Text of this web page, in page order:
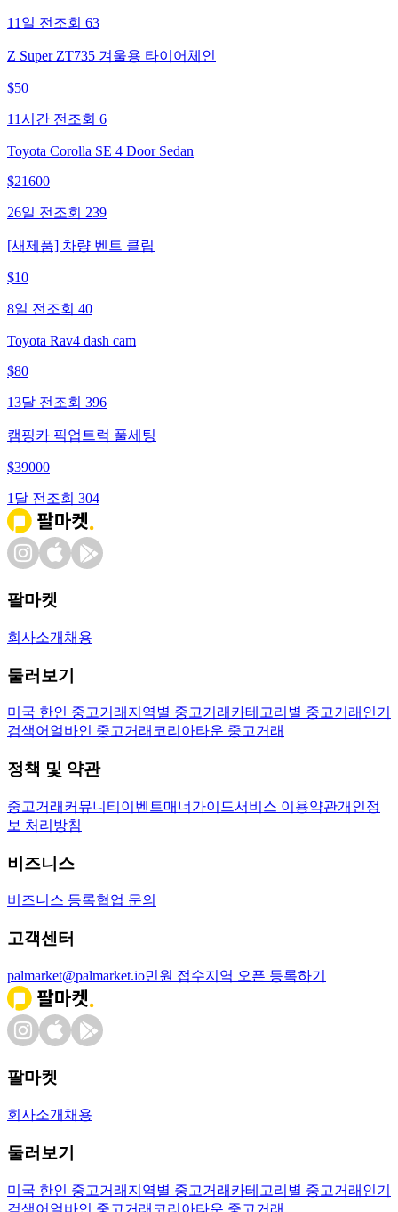
11일 전 조회 63
Z Super ZT735 겨울용 타이어체인
$50
11시간 전 조회 6
Toyota Corolla SE 4 Door Sedan
$21600
26일 전 조회 239
[새제품] 차량 벤트 클립
$10
8일 전 조회 40
Toyota Rav4 dash cam
$80
13달 전 조회 396
캠핑카 픽업트럭 풀세팅
$39000
1달 전 조회 304
팔마켓
회사소개 채용
둘러보기
미국 한인 중고거래 지역별 중고거래 카테고리별 중고거래 인기
검색어 얼바인 중고거래 코리아타운 중고거래
정책 및 약관
중고거래 커뮤니티 이벤트매너가이드서비스 이용약관개인정
보 처리방침
비즈니스
비즈니스 등록협업 문의
고객센터
palmarket@palmarket.io민원 접수지역 오픈 등록하기
팔마켓
회사소개 채용
둘러보기
미국 한인 중고거래 지역별 중고거래 카테고리별 중고거래 인기
검색어 얼바인 중고거래 코리아타운 중고거래